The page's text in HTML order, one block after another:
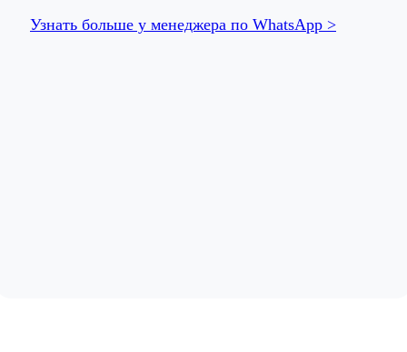
Узнать больше у менеджера по WhatsApp >